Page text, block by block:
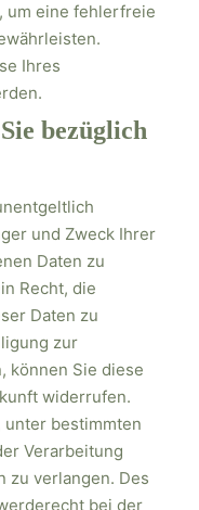
um eine fehlerfreie
Ihres
bezüglich
und Zweck Ihrer
Daten zu
Recht, die
Daten zu
zur
können Sie diese
widerrufen.
unter bestimmten
Verarbeitung
zu verlangen. Des
bei der